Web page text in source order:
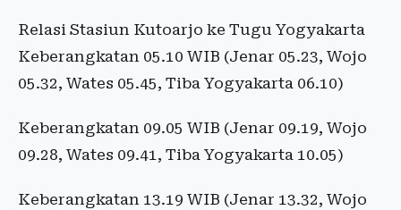
Relasi Stasiun Kutoarjo ke Tugu Yogyakarta
Keberangkatan 05.10 WIB (Jenar 05.23, Wojo
05.32, Wates 05.45, Tiba Yogyakarta 06.10)
Keberangkatan 09.05 WIB (Jenar 09.19, Wojo
09.28, Wates 09.41, Tiba Yogyakarta 10.05)
Keberangkatan 13.19 WIB (Jenar 13.32, Wojo